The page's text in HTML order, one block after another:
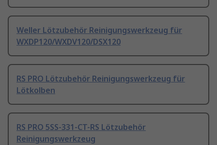
Weller Lötzubehör Reinigungswerkzeug für
WXDP120/WXDV120/DSX120
RS PRO Lötzubehör Reinigungswerkzeug für
Lötkolben
RS PRO 5SS-331-CT-RS Lötzubehör
Reinigungswerkzeug